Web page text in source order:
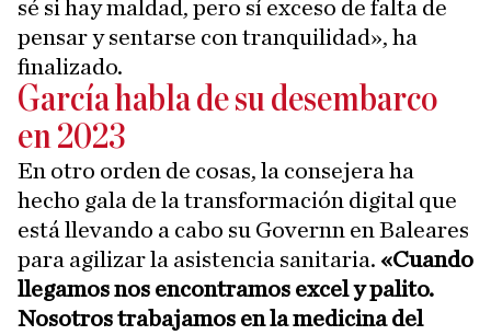
sé si hay maldad, pero sí exceso de falta de
pensar y sentarse con tranquilidad», ha
finalizado.
García habla de su desembarco
en 2023
En otro orden de cosas, la consejera ha
hecho gala de la transformación digital que
está llevando a cabo su Governn en Baleares
para agilizar la asistencia sanitaria. «Cuando
llegamos nos encontramos excel y palito.
Nosotros trabajamos en la medicina del